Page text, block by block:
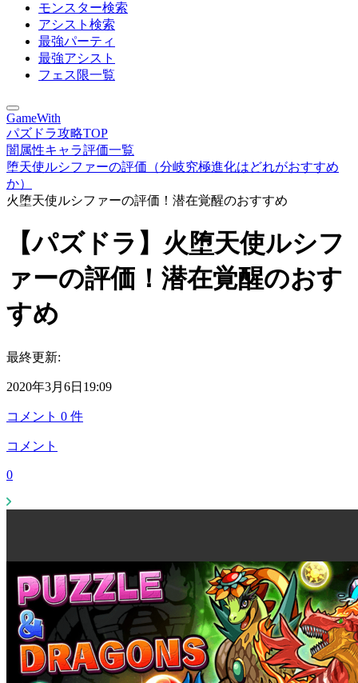
モンスター検索
アシスト検索
最強パーティ
最強アシスト
フェス限一覧
GameWith
パズドラ攻略TOP
闇属性キャラ評価一覧
堕天使ルシファーの評価（分岐究極進化はどれがおすすめ
か）
火堕天使ルシファーの評価！潜在覚醒のおすすめ
【パズドラ】火堕天使ルシフ
ァーの評価！潜在覚醒のおす
すめ
最終更新:
2020年3月6日19:09
コメント 0 件
コメント
0